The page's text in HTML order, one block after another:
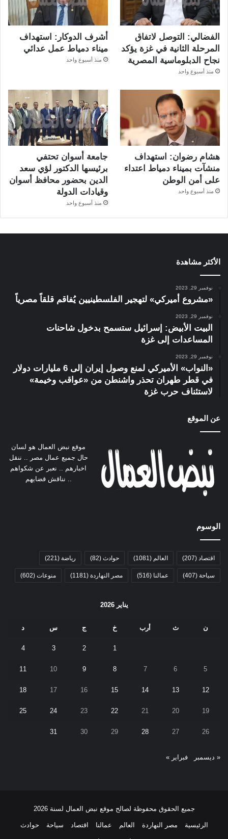
الفضالي: التوصل لاتفاق
المرحلة الثانية في غزة يؤكد
نجاح الدبلوماسية المصرية
منذ أسبوع واحد
أشرف الدوكار: استهداف
ميناء دمياط عمل عدائي
منذ أسبوع واحد
هشام رضوان: استهداف
منشآت بميناء دمياط اعتداء
على أمن الوطن
منذ أسبوع واحد
جامعة أسوان تحتفي
برئيسها الدكتور لؤي سعد
الدين بحضور محافظ أسوان
وقيادات الدولة
منذ أسبوع واحد
الأكثر مشاهدة
نوفمبر 29, 2023
«مشروع أميركي» لتهجير الفلسطينيين يُفاقم قلقاً مصرياً
نوفمبر 29, 2023
البيت الأبيض: إسرائيل ستسمح بدخول شاحنات
المساعدات إلى غزة
نوفمبر 29, 2023
«النواب» الأميركي لمنع وصول إيران إلى 6 مليارات دولار
في قطر طهران تحذر واشنطن من «عواقب وخيمة»
لاستئناف حرب غزة
عن الموقع
موقع نبض العمال هو لسان
حال جميع عمال مصر .. ننقل
اخبارهم .. نعبر عن شكواهم
.. نناقش قضايهم
الوسوم
اقتصاد (207) العالم (1081) حوادث (82) رياضة (221)
سياحة (407) عمالنا (516) مصر النهاردة (1181) منوعات (602)
يناير 2026
ن ث أرب خ ج س د
1
2
3
4
5
6
7
8
9
10
11
12
13
14
15
16
17
18
19
20
21
22
23
24
25
26
27
28
29
30
31
« ديسمبر فبراير »
جميع الحقوق محفوظة لصالح موقع نبض العمال لسنة 2026
الرئيسية مصر النهاردة العالم عمالنا اقتصاد سياحة حوادث